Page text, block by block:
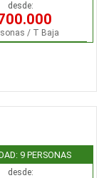
desde:
/ T Baja
9 PERSONAS
desde: